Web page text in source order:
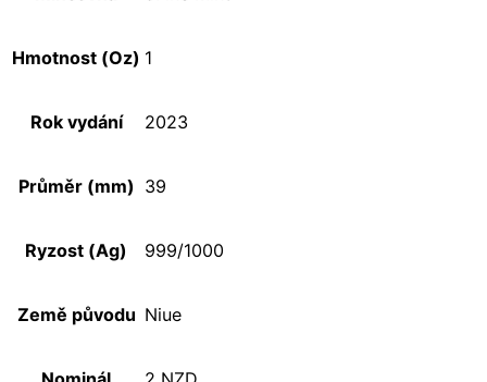
Hmotnost (Oz) 1
Rok vydání 2023
Průměr (mm) 39
Ryzost (Ag) 999/1000
Země původu Niue